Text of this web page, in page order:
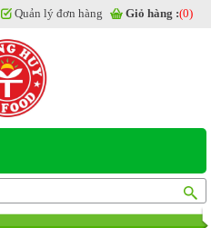
Quản lý đơn hàng Giỏ hàng :(0)